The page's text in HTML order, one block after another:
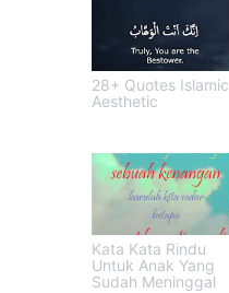
28+ Quotes Islamic
Aesthetic
Kata Kata Rindu
Untuk Anak Yang
Sudah Meninggal